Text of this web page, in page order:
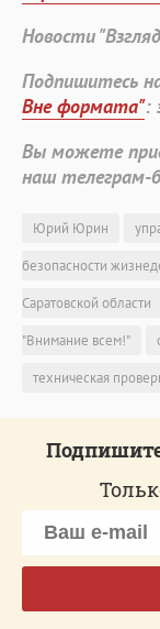
Новости
Подпишитесь
Вне формата":
Вы можете
наш телеграм-
Юрий Юрин
безопасности
Саратовской области
"Внимание всем!"
техническая